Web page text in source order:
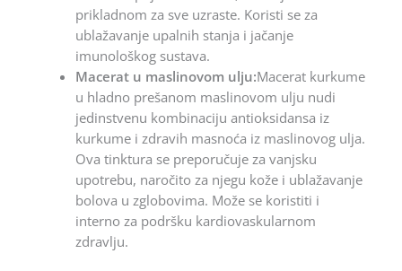
prikladnom za sve uzraste. Koristi se za
ublažavanje upalnih stanja i jačanje
imunološkog sustava.
Macerat u maslinovom ulju:Macerat kurkume
u hladno prešanom maslinovom ulju nudi
jedinstvenu kombinaciju antioksidansa iz
kurkume i zdravih masnoća iz maslinovog ulja.
Ova tinktura se preporučuje za vanjsku
upotrebu, naročito za njegu kože i ublažavanje
bolova u zglobovima. Može se koristiti i
interno za podršku kardiovaskularnom
zdravlju.